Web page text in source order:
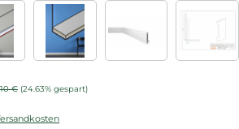
Preis:
€ (24.63% gespart)